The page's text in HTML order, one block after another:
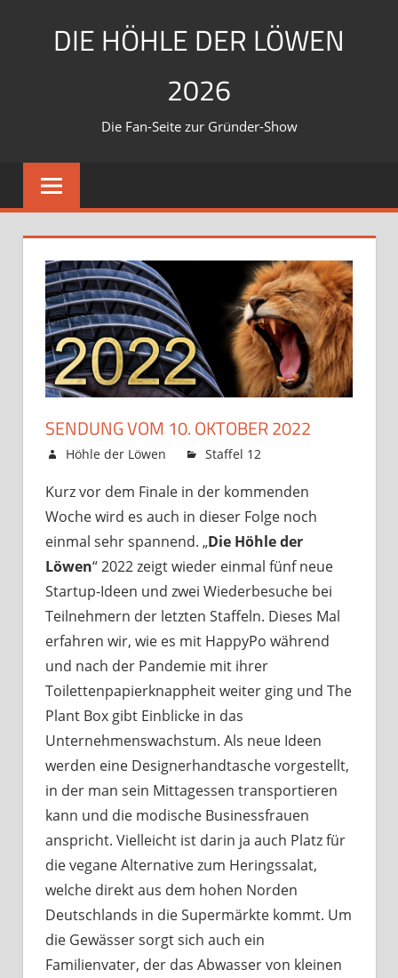
DIE HÖHLE DER LÖWEN
2026
Die Fan-Seite zur Gründer-Show
SENDUNG VOM 10. OKTOBER 2022
6. Oktober 2022
Höhle der Löwen Staffel 12
Kurz vor dem Finale in der kommenden
Woche wird es auch in dieser Folge noch
einmal sehr spannend. „Die Höhle der
Löwen“ 2022 zeigt wieder einmal fünf neue
Startup-Ideen und zwei Wiederbesuche bei
Teilnehmern der letzten Staffeln. Dieses Mal
erfahren wir, wie es mit HappyPo während
und nach der Pandemie mit ihrer
Toilettenpapierknappheit weiter ging und The
Plant Box gibt Einblicke in das
Unternehmenswachstum. Als neue Ideen
werden eine Designerhandtasche vorgestellt,
in der man sein Mittagessen transportieren
kann und die modische Businessfrauen
anspricht. Vielleicht ist darin ja auch Platz für
die vegane Alternative zum Heringssalat,
welche direkt aus dem hohen Norden
Deutschlands in die Supermärkte kommt. Um
die Gewässer sorgt sich auch ein
Familienvater, der das Abwasser von kleinen